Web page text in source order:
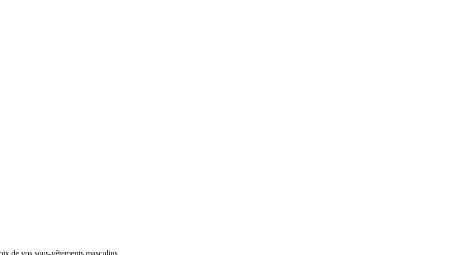
de vos sous-vêtements masculins